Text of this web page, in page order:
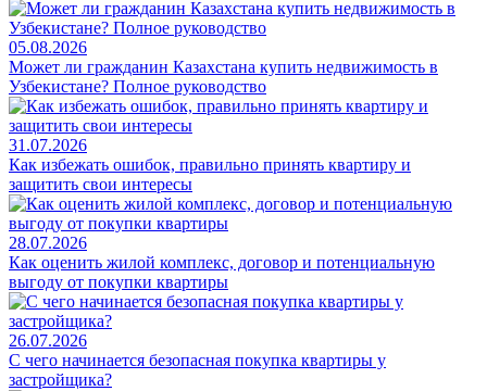
05.08.2026
Может ли гражданин Казахстана купить недвижимость в
Узбекистане? Полное руководство
31.07.2026
Как избежать ошибок, правильно принять квартиру и
защитить свои интересы
28.07.2026
Как оценить жилой комплекс, договор и потенциальную
выгоду от покупки квартиры
26.07.2026
С чего начинается безопасная покупка квартиры у
застройщика?